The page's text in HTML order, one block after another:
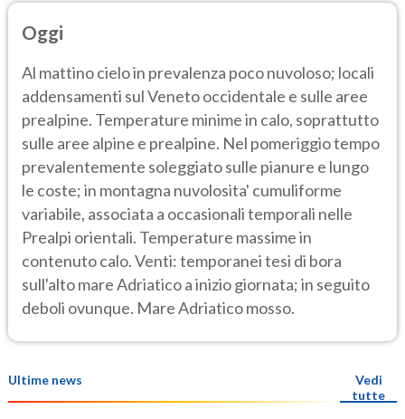
Oggi
Al mattino cielo in prevalenza poco nuvoloso; locali
addensamenti sul Veneto occidentale e sulle aree
prealpine. Temperature minime in calo, soprattutto
sulle aree alpine e prealpine. Nel pomeriggio tempo
prevalentemente soleggiato sulle pianure e lungo
le coste; in montagna nuvolosita' cumuliforme
variabile, associata a occasionali temporali nelle
Prealpi orientali. Temperature massime in
contenuto calo. Venti: temporanei tesi di bora
sull'alto mare Adriatico a inizio giornata; in seguito
deboli ovunque. Mare Adriatico mosso.
Ultime news
Vedi
tutte